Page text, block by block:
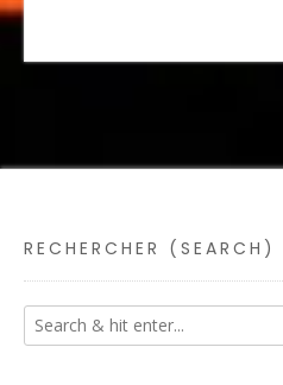
RECHERCHER (SEARCH)